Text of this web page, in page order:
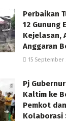
Perbaikan
12 Gunung
Kejelasan,
Anggaran
15 September
Pj
Kaltim ke
Pemkot
Kolaborasi